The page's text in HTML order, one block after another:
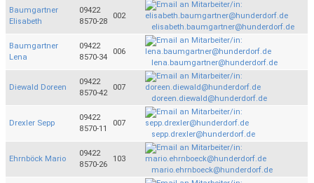
Baumgartner
Elisabeth
09422
8570-28
002
elisabeth.baumgartner@hunderdorf.de
Baumgartner
Lena
09422
8570-34
006
lena.baumgartner@hunderdorf.de
Diewald Doreen
09422
8570-42
007
doreen.diewald@hunderdorf.de
Drexler Sepp
09422
8570-11
007
sepp.drexler@hunderdorf.de
Ehrnböck Mario
09422
8570-26
103
mario.ehrnboeck@hunderdorf.de